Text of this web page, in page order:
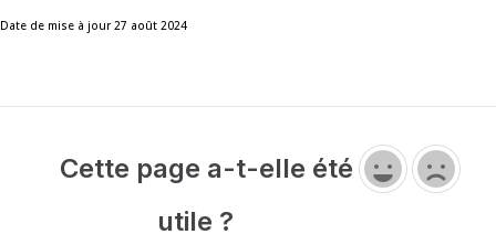
Date de mise à jour 27 août 2024
Cette page a-t-elle été
utile ?